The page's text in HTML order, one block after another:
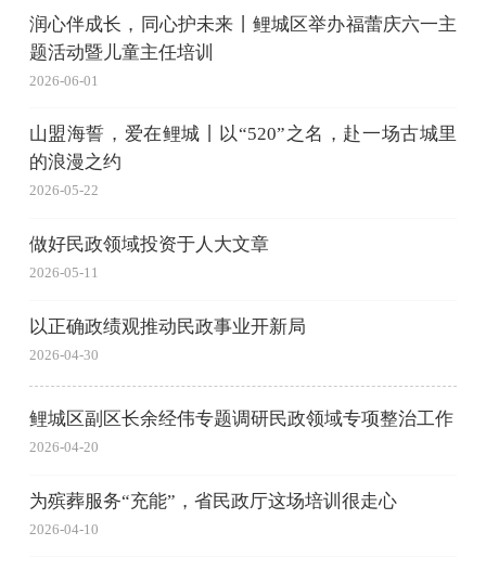
润心伴成长，同心护未来丨鲤城区举办福蕾庆六一主
题活动暨儿童主任培训
2026-06-01
山盟海誓，爱在鲤城丨以“520”之名，赴一场古城里
的浪漫之约
2026-05-22
做好民政领域投资于人大文章
2026-05-11
以正确政绩观推动民政事业开新局
2026-04-30
鲤城区副区长余经伟专题调研民政领域专项整治工作
2026-04-20
为殡葬服务“充能”，省民政厅这场培训很走心
2026-04-10